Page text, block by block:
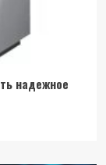
надежное